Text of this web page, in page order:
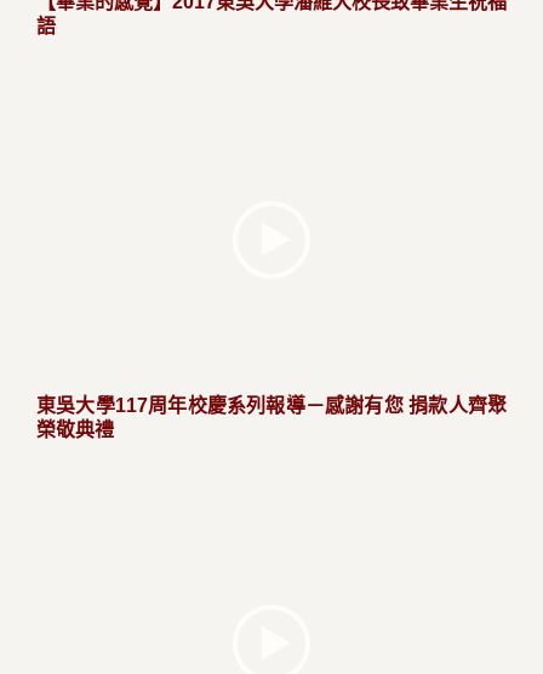
語
東吳大學117周年校慶系列報導－感謝有您 捐款人齊聚
榮敬典禮